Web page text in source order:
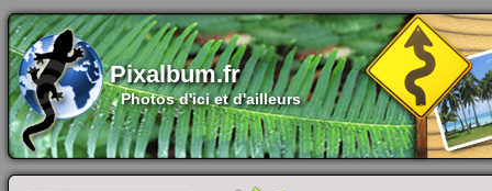
Pixalbum.fr
Photos d'ici et d'ailleurs